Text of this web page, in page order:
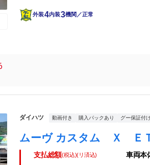
外装4内装3機関／正常
ダイハツ 動画付き 購入パックあり グー保証付
支払総額(税込)(リ済込) 車両本